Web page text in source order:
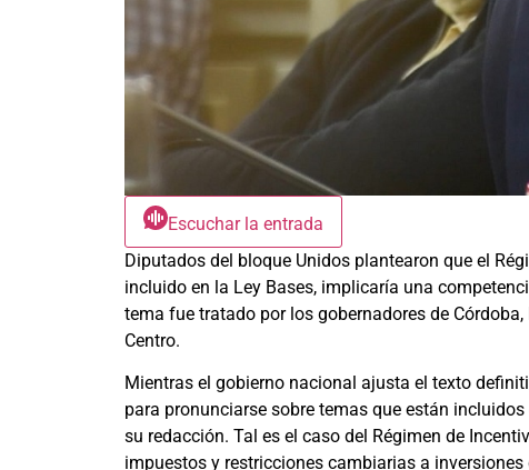
Escuchar la entrada
Diputados del bloque Unidos plantearon que el
incluido en la Ley Bases, implicaría una
tema fue tratado por los gobernadores de
Centro.
Mientras el gobierno nacional ajusta el texto
para pronunciarse sobre temas que están
su redacción. Tal es el caso del Régimen de
impuestos y restricciones cambiarias a